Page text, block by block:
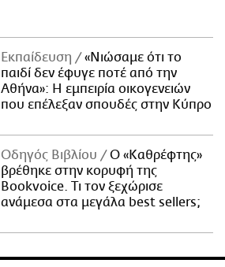
Εκπαίδευση
«Νιώσαμε ότι το
παιδί δεν έφυγε ποτέ από την
Αθήνα»: Η εμπειρία οικογενειών
που επέλεξαν σπουδές στην Κύπρο
Οδηγός Βιβλίου
Ο «Καθρέφτης»
βρέθηκε στην κορυφή της
Bookvoice. Τι τον ξεχώρισε
ανάμεσα στα μεγάλα best sellers;